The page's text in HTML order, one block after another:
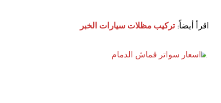
اقرأ أيضاً: تركيب مظلات سيارات الخبر